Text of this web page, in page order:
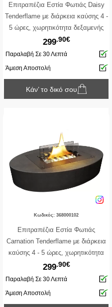
Επιτραπέζια Εστία Φωτιάς Daisy
Tenderflame με διάρκεια καύσης 4 -
5 ώρες, χωρητικότητα δεξαμενής
500ml και διαστάσεις 30x20x11cm -
Black
299.90€
Παραλαβή Σε 30 Λεπτά
Άμεση Αποστολή
Κάν’ το δικό σου
Κωδικός: 368000102
Επιτραπέζια Εστία Φωτιάς
Carnation Tenderflame με διάρκεια
καύσης 4 - 5 ώρες, χωρητικότητα
δεξαμενής 500ml και διαστάσεις
32x22x7cm - Black
299.90€
Παραλαβή Σε 30 Λεπτά
Άμεση Αποστολή